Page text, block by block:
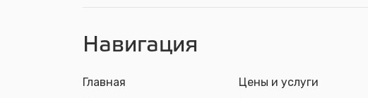
Навигация
Главная
Цены и услуги